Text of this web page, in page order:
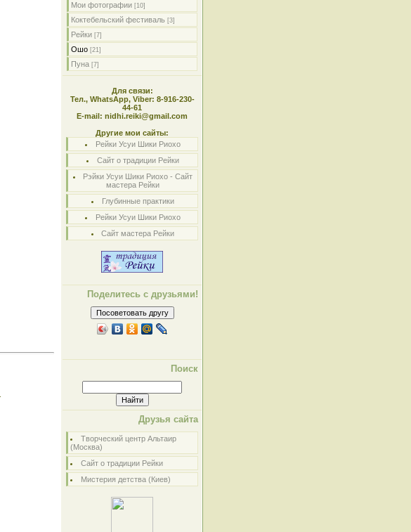
Мои фотографии [10]
Коктебельский фестиваль [3]
Рейки [7]
Ошо [21]
Пуна [7]
Для связи:
Тел., WhatsApp, Viber: 8-916-230-
44-61
E-mail: nidhi.reiki@gmail.com
Другие мои сайты:
Рейки Усуи Шики Риохо
Сайт о традиции Рейки
Рэйки Усуи Шики Риохо - Сайт
мастера Рейки
Глубинные практики
Рейки Усуи Шики Риохо
Сайт мастера Рейки
Поделитесь с друзьями!
Поиск
Друзья сайта
Творческий центр Альтаир
(Москва)
Сайт о традиции Рейки
Мистерия детства (Киев)